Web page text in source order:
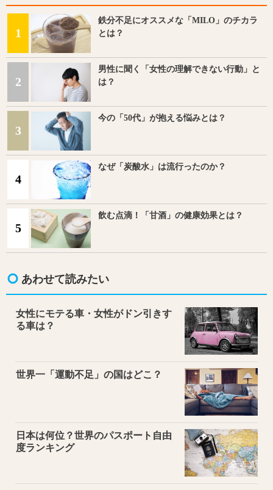
1
鉄分不足にオススメな「MILO」のチカラ
とは？
2
男性に聞く「女性の理解できない行動」と
は？
3
今の「50代」が抱える悩みとは？
4
なぜ「炭酸水」は流行ったのか？
5
飲む点滴！「甘酒」の健康効果とは？
あわせて読みたい
女性にモテる車・女性がドン引きす
る車は？
世界一「運動不足」の国はどこ？
日本は何位？世界のパスポート自由
度ランキング